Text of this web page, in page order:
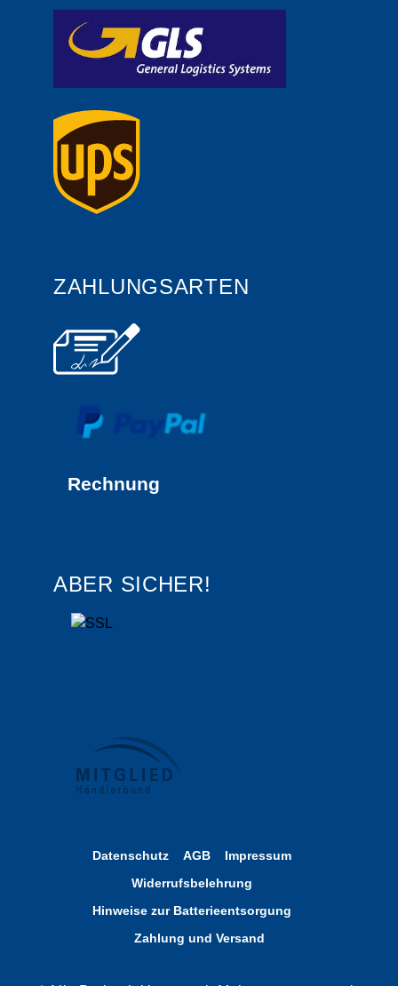
ZAHLUNGSARTEN
Rechnung
ABER SICHER!
Datenschutz AGB
Impressum
Widerrufsbelehrung
Hinweise zur Batterieentsorgung
Zahlung und Versand